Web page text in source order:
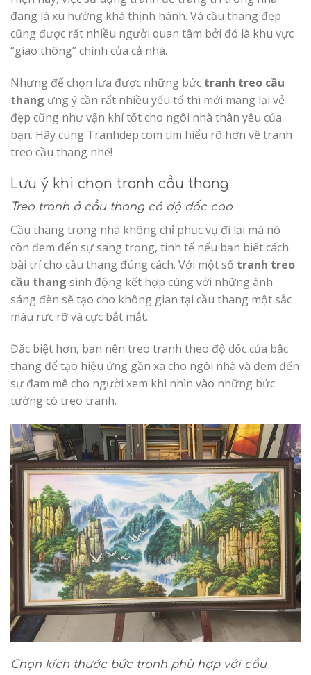
đang là xu hướng khá thịnh hành. Và cầu thang đẹp
cũng được rất nhiều người quan tâm bởi đó là khu vực
“giao thông” chính của cả nhà.
Nhưng để chọn lựa được những bức tranh treo cầu
thang ưng ý cần rất nhiều yếu tố thì mới mang lại vẻ
đẹp cũng như vận khí tốt cho ngôi nhà thân yêu của
bạn. Hãy cùng Tranhdep.com tìm hiểu rõ hơn về tranh
treo cầu thang nhé!
Lưu ý khi chọn tranh cầu thang
Treo tranh ở cầu thang có độ dốc cao
Cầu thang trong nhà không chỉ phục vụ đi lại mà nó
còn đem đến sự sang trọng, tinh tế nếu bạn biết cách
bài trí cho cầu thang đúng cách. Với một số tranh treo
cầu thang sinh động kết hợp cùng với những ánh
sáng đèn sẽ tạo cho không gian tại cầu thang một sắc
màu rực rỡ và cực bắt mắt.
Đặc biệt hơn, bạn nên treo tranh theo độ dốc của bậc
thang để tạo hiệu ứng gần xa cho ngôi nhà và đem đến
sự đam mê cho người xem khi nhìn vào những bức
tường có treo tranh.
Chọn kích thước bức tranh phù hợp với cầu